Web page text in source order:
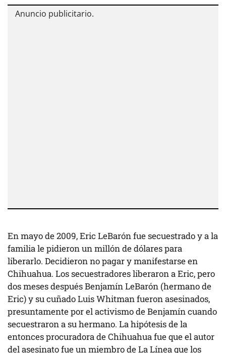
En mayo de 2009, Eric LeBarón fue secuestrado y a la
familia le pidieron un millón de dólares para
liberarlo. Decidieron no pagar y manifestarse en
Chihuahua. Los secuestradores liberaron a Eric, pero
dos meses después Benjamín LeBarón (hermano de
Eric) y su cuñado Luis Whitman fueron asesinados,
presuntamente por el activismo de Benjamín cuando
secuestraron a su hermano. La hipótesis de la
entonces procuradora de Chihuahua fue que el autor
del asesinato fue un miembro de La Línea que los